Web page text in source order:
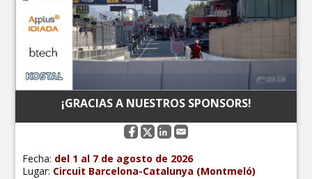
¡GRACIAS A NUESTROS SPONSORS!
Fecha: del 1 al 7 de agosto de 2026
Lugar: Circuit Barcelona-Catalunya (Montmeló)